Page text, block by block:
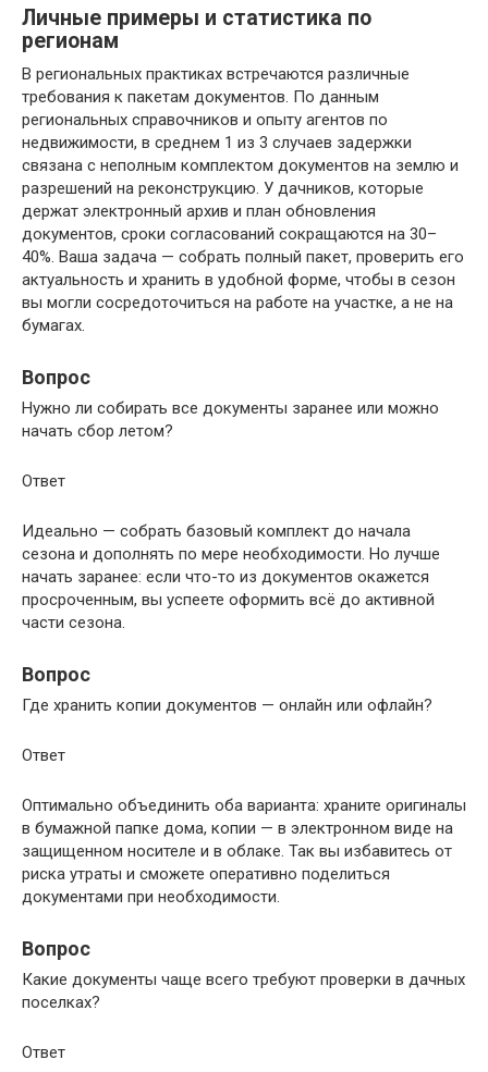
Личные примеры и статистика по
регионам
В региональных практиках встречаются различные
требования к пакетам документов. По данным
региональных справочников и опыту агентов по
недвижимости, в среднем 1 из 3 случаев задержки
связана с неполным комплектом документов на землю и
разрешений на реконструкцию. У дачников, которые
держат электронный архив и план обновления
документов, сроки согласований сокращаются на 30–
40%. Ваша задача — собрать полный пакет, проверить его
актуальность и хранить в удобной форме, чтобы в сезон
вы могли сосредоточиться на работе на участке, а не на
бумагах.
Вопрос
Нужно ли собирать все документы заранее или можно
начать сбор летом?
Ответ
Идеально — собрать базовый комплект до начала
сезона и дополнять по мере необходимости. Но лучше
начать заранее: если что-то из документов окажется
просроченным, вы успеете оформить всё до активной
части сезона.
Вопрос
Где хранить копии документов — онлайн или офлайн?
Ответ
Оптимально объединить оба варианта: храните оригиналы
в бумажной папке дома, копии — в электронном виде на
защищенном носителе и в облаке. Так вы избавитесь от
риска утраты и сможете оперативно поделиться
документами при необходимости.
Вопрос
Какие документы чаще всего требуют проверки в дачных
поселках?
Ответ